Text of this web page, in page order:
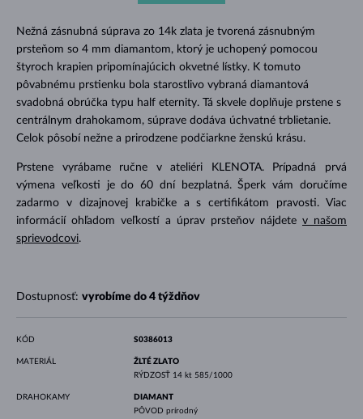
Nežná zásnubná súprava zo 14k zlata je tvorená zásnubným
prsteňom so 4 mm diamantom, ktorý je uchopený pomocou
štyroch krapien pripomínajúcich okvetné lístky. K tomuto
pôvabnému prstienku bola starostlivo vybraná diamantová
svadobná obrúčka typu half eternity. Tá skvele doplňuje prstene s
centrálnym drahokamom, súprave dodáva úchvatné trblietanie.
Celok pôsobí nežne a prirodzene podčiarkne ženskú krásu.
Prstene vyrábame ručne v ateliéri KLENOTA. Prípadná prvá
výmena veľkosti je do 60 dní bezplatná. Šperk vám doručíme
zadarmo v dizajnovej krabičke a s certifikátom pravosti. Viac
informácií ohľadom veľkostí a úprav prsteňov nájdetev našom
sprievodcovi.
Dostupnosť: vyrobíme do 4 týždňov
KÓD S0386013
MATERIÁL
ŽLTÉ ZLATO
RÝDZOSŤ 14 kt 585/1000
DRAHOKAMY
DIAMANT
PÔVOD prírodný